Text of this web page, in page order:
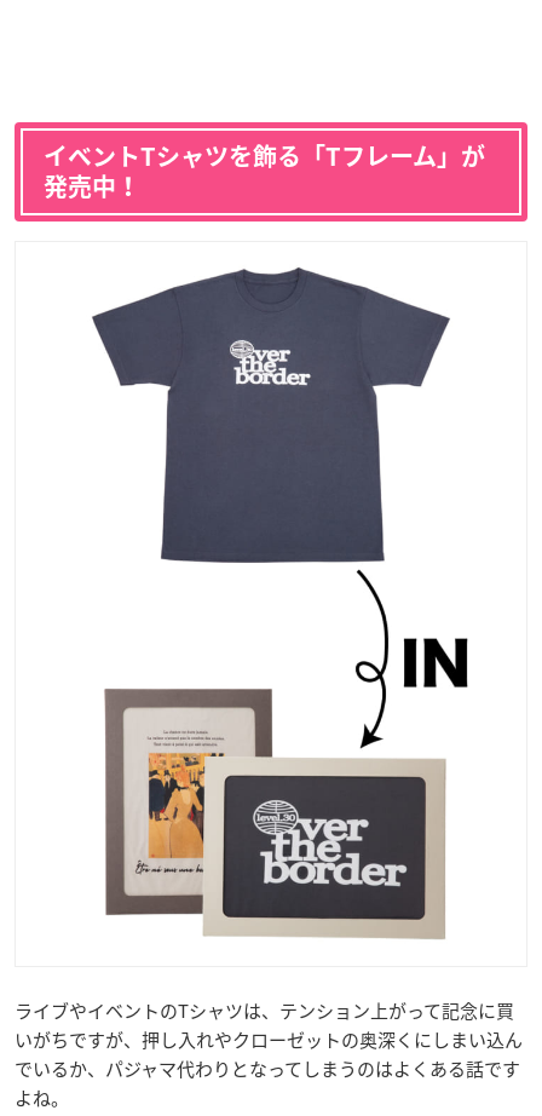
イベントTシャツを飾る「Tフレーム」が
発売中！
ライブやイベントのTシャツは、テンション上がって記念に買
いがちですが、押し入れやクローゼットの奥深くにしまい込ん
でいるか、パジャマ代わりとなってしまうのはよくある話です
よね。